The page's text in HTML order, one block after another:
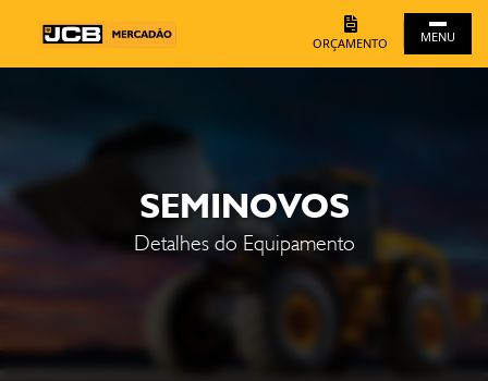
ORÇAMENTO MENU
SEMINOVOS
Detalhes do Equipamento